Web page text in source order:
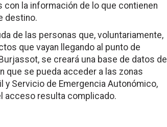
la información de lo que contienen
destino.
de las personas que, voluntariamente,
que vayan llegando al punto de
se creará una base de datos de
que se pueda acceder a las zonas
Servicio de Emergencia Autonómico,
acceso resulta complicado.